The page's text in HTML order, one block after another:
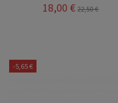
18,00 € 22,50 €
-5,65 €